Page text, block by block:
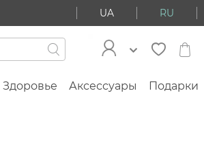
UA RU
Здоровье Аксессуары Подарки